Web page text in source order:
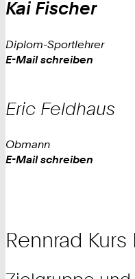
Kai Fischer
Diplom-Sportlehrer
Work
E-Mail schreiben
Eric Feldhaus
Obmann
Work
E-Mail schreiben
Rennrad Kurs